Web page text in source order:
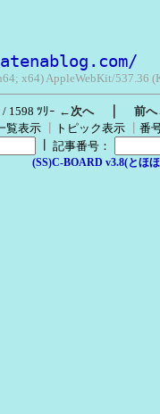
x64) AppleWebKit/537.36
/ 1598 ﾂﾘｰ ←次へ｜ 前
覧表示 トピック表示
番
記事番号：
(SS)C-BOARD v3.8(とほ